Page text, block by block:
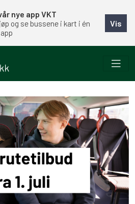
nye app VKT
og se bussene i kart i én
Vis